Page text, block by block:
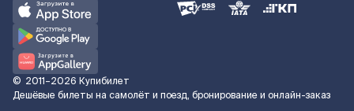
© 2011–2026 Купибилет
Дешёвые билеты на самолёт и поезд, бронирование и онлайн-заказ